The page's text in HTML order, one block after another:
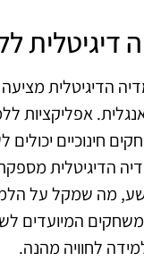
דיגיטלית
הדיגיטלית
אפליקציות
חינוכיים
הדיגיטלית
מה שמקל על
המיועדים
לחוויה מהנה.